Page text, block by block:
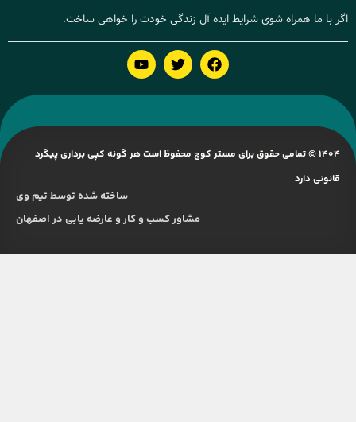
با ما همراه شوی شرایط ایده آل زندگی خودت را خواهی ساخت.
1404 © تمامی حقوق برای مستر کوچ محفوظ است هر گونه کپی برداری پیگرد
قانونی دارد
ساخته شده توسط تیم وی
مشاور کسب و کار و عارضه یابی در اصفهان